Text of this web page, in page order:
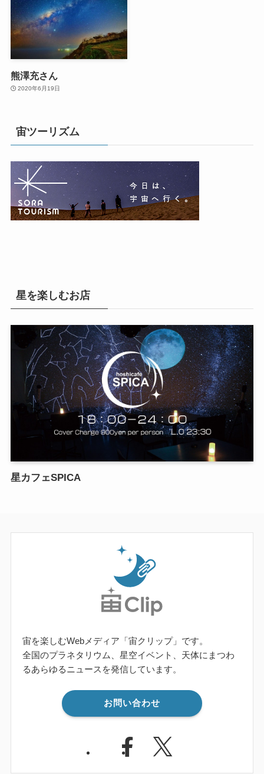
熊澤充さん
2020年6月19日
宙ツーリズム
星を楽しむお店
星カフェSPICA
宙を楽しむWebメディア「宙クリップ」です。
全国のプラネタリウム、星空イベント、天体にまつわ
るあらゆるニュースを発信しています。
お問い合わせ